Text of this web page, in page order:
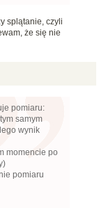
splątanie, czyli
że się nie
pomiaru:
samym
wynik
momencie po
pomiaru